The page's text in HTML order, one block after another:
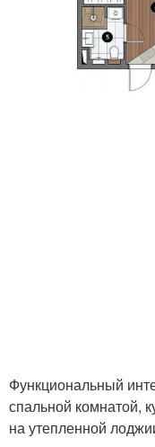
Функциональный
спальной комнатой,
на утепленной